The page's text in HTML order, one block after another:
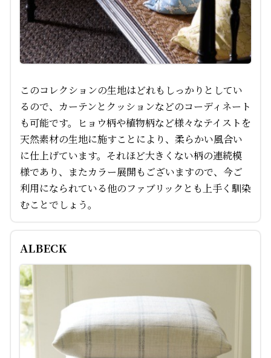
このコレクションの生地はどれもしっかりとしてい
るので、カーテンとクッションなどのコーディネート
も可能です。ヒョウ柄や植物柄など様々なテイストを
天然素材の生地に施すことにより、柔らかい風合い
に仕上げています。それほど大きくない柄の連続模
様であり、またカラー展開もございますので、今ご
利用になられている他のファブリックとも上手く馴染
むことでしょう。
ALBECK